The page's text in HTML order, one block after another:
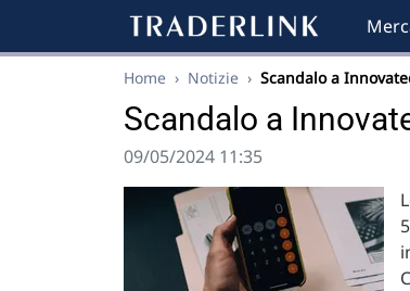
Home › Notizie › Scandalo a
Scandalo a
09/05/2024 11:35